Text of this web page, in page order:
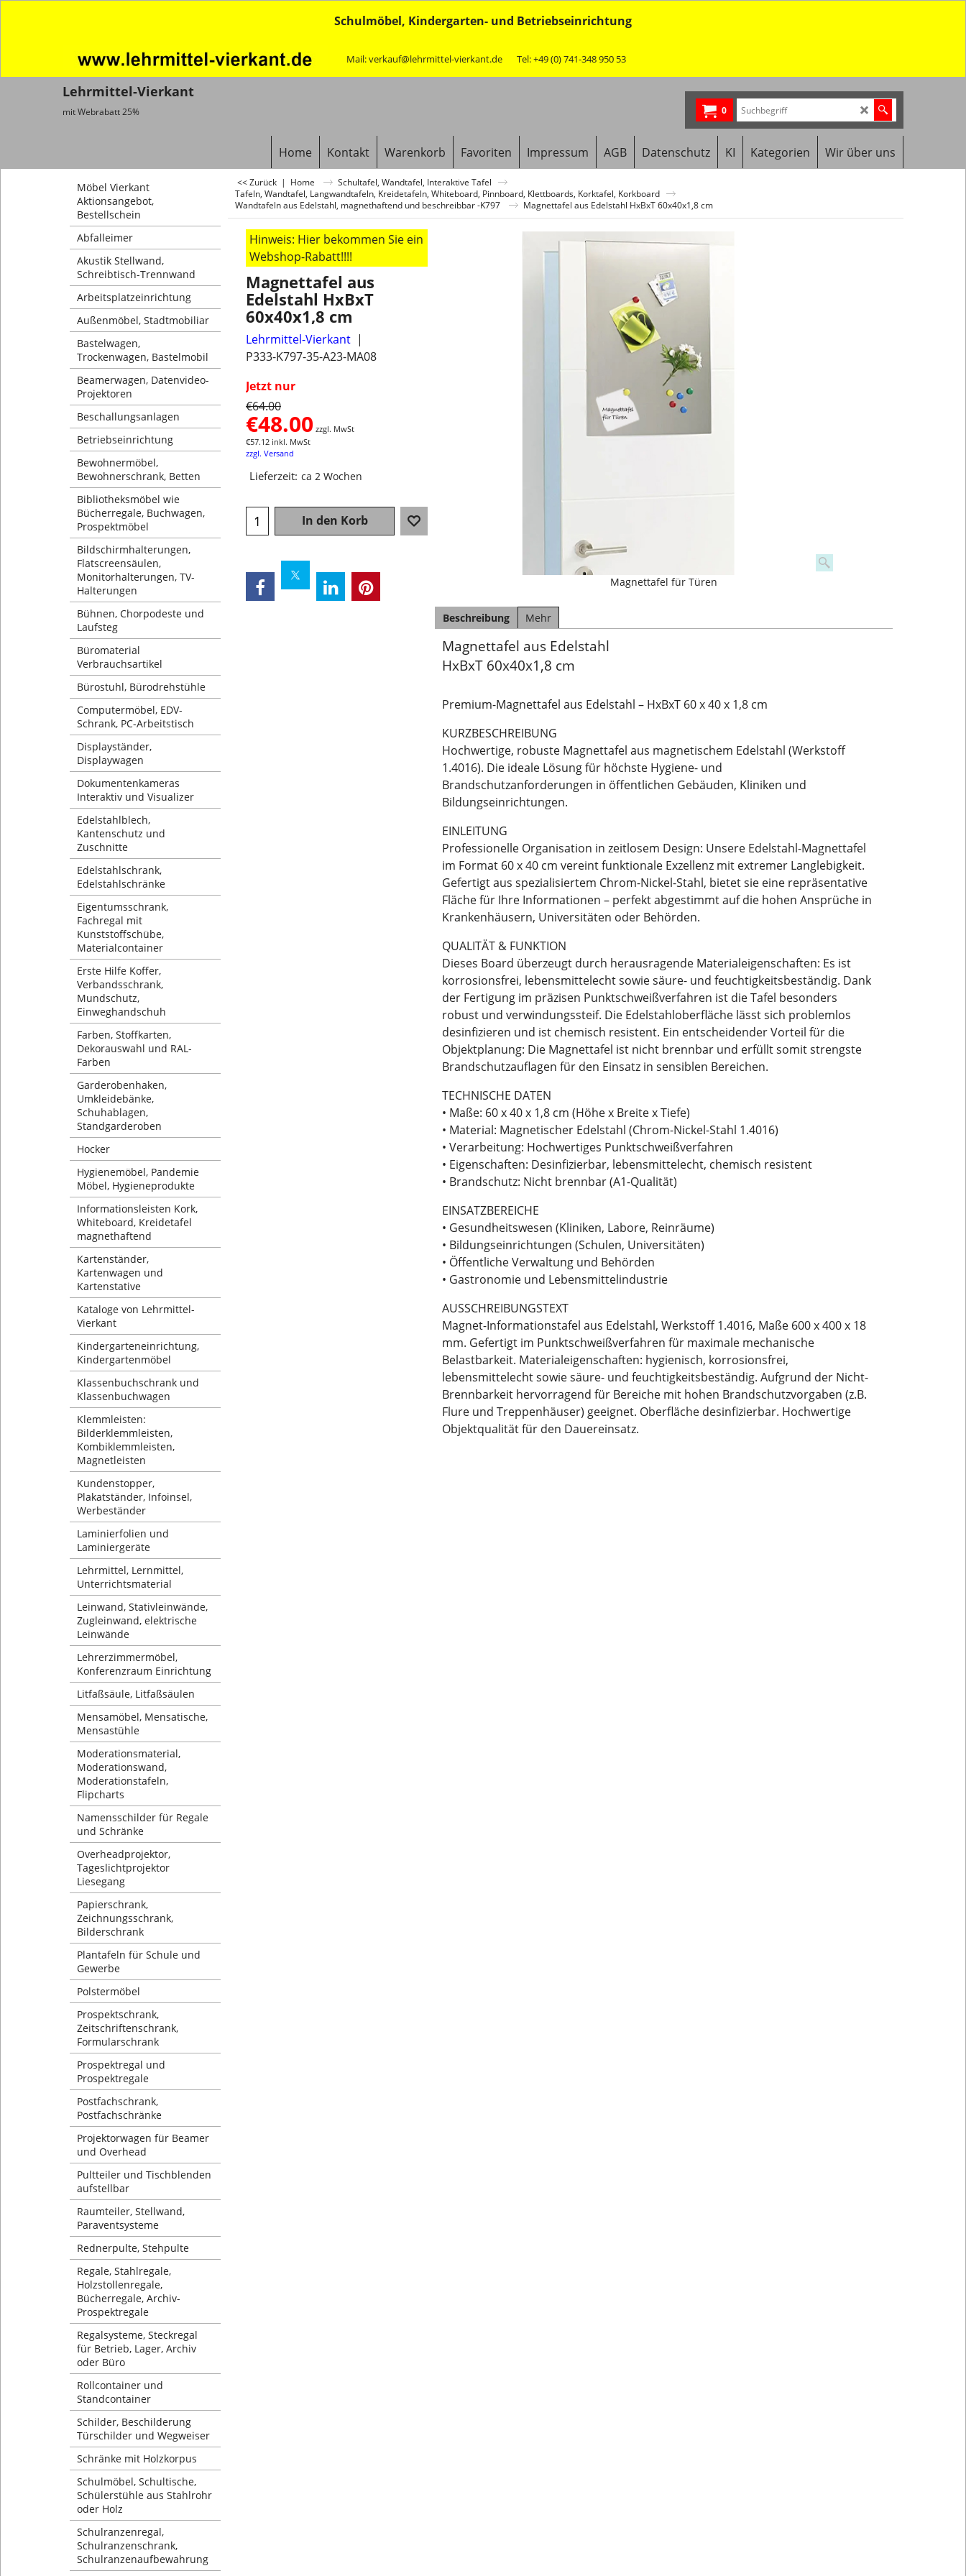
Schulmöbel, Kindergarten- und Betriebseinrichtung
Mail: verkauf@lehrmittel-vierkant.de Tel: +49 (0) 741-348 950 53
Lehrmittel-Vierkant
mit Webrabatt 25% 0
Home Kontakt Warenkorb Favoriten Impressum AGB Datenschutz KI Kategorien Wir über uns
Möbel Vierkant
Aktionsangebot,
Bestellschein
Abfalleimer
Akustik Stellwand,
Schreibtisch-Trennwand
Arbeitsplatzeinrichtung
Außenmöbel, Stadtmobiliar
Bastelwagen,
Trockenwagen, Bastelmobil
Beamerwagen, Datenvideo-
Projektoren
Beschallungsanlagen
Betriebseinrichtung
Bewohnermöbel,
Bewohnerschrank, Betten
Bibliotheksmöbel wie
Bücherregale, Buchwagen,
Prospektmöbel
Bildschirmhalterungen,
Flatscreensäulen,
Monitorhalterungen, TV-
Halterungen
Bühnen, Chorpodeste und
Laufsteg
Büromaterial
Verbrauchsartikel
Bürostuhl, Bürodrehstühle
Computermöbel, EDV-
Schrank, PC-Arbeitstisch
Displayständer,
Displaywagen
Dokumentenkameras
Interaktiv und Visualizer
Edelstahlblech,
Kantenschutz und
Zuschnitte
Edelstahlschrank,
Edelstahlschränke
Eigentumsschrank,
Fachregal mit
Kunststoffschübe,
Materialcontainer
Erste Hilfe Koffer,
Verbandsschrank,
Mundschutz,
Einweghandschuh
Farben, Stoffkarten,
Dekorauswahl und RAL-
Farben
Garderobenhaken,
Umkleidebänke,
Schuhablagen,
Standgarderoben
Hocker
Hygienemöbel, Pandemie
Möbel, Hygieneprodukte
Informationsleisten Kork,
Whiteboard, Kreidetafel
magnethaftend
Kartenständer,
Kartenwagen und
Kartenstative
Kataloge von Lehrmittel-
Vierkant
Kindergarteneinrichtung,
Kindergartenmöbel
Klassenbuchschrank und
Klassenbuchwagen
Klemmleisten:
Bilderklemmleisten,
Kombiklemmleisten,
Magnetleisten
Kundenstopper,
Plakatständer, Infoinsel,
Werbeständer
Laminierfolien und
Laminiergeräte
Lehrmittel, Lernmittel,
Unterrichtsmaterial
Leinwand, Stativleinwände,
Zugleinwand, elektrische
Leinwände
Lehrerzimmermöbel,
Konferenzraum Einrichtung
Litfaßsäule, Litfaßsäulen
Mensamöbel, Mensatische,
Mensastühle
Moderationsmaterial,
Moderationswand,
Moderationstafeln,
Flipcharts
Namensschilder für Regale
und Schränke
Overheadprojektor,
Tageslichtprojektor
Liesegang
Papierschrank,
Zeichnungsschrank,
Bilderschrank
Plantafeln für Schule und
Gewerbe
Polstermöbel
Prospektschrank,
Zeitschriftenschrank,
Formularschrank
Prospektregal und
Prospektregale
Postfachschrank,
Postfachschränke
Projektorwagen für Beamer
und Overhead
Pultteiler und Tischblenden
aufstellbar
Raumteiler, Stellwand,
Paraventsysteme
Rednerpulte, Stehpulte
Regale, Stahlregale,
Holzstollenregale,
Bücherregale, Archiv-
Prospektregale
Regalsysteme, Steckregal
für Betrieb, Lager, Archiv
oder Büro
Rollcontainer und
Standcontainer
Schilder, Beschilderung
Türschilder und Wegweiser
Schränke mit Holzkorpus
Schulmöbel, Schultische,
Schülerstühle aus Stahlrohr
oder Holz
Schulranzenregal,
Schulranzenschrank,
Schulranzenaufbewahrung
<< Zurück | Home
Schultafel, Wandtafel, Interaktive Tafel
Tafeln, Wandtafel, Langwandtafeln, Kreidetafeln, Whiteboard, Pinnboard, Klettboards, Korktafel, Korkboard
Wandtafeln aus Edelstahl, magnethaftend und beschreibbar -K797
Magnettafel aus Edelstahl HxBxT 60x40x1,8 cm
Magnettafel für Türen
Hinweis: Hier bekommen Sie ein
Webshop-Rabatt!!!!
Magnettafel aus
Edelstahl HxBxT
60x40x1,8 cm
Lehrmittel-Vierkant
P333-K797-35-A23-MA08
Jetzt nur
€64.00
€48.00 zzgl. MwSt
€57.12 inkl. MwSt
zzgl. Versand
Lieferzeit: ca 2 Wochen
In den Korb
Beschreibung Mehr
Magnettafel aus Edelstahl
HxBxT 60x40x1,8 cm
Premium-Magnettafel aus Edelstahl – HxBxT 60 x 40 x 1,8 cm
KURZBESCHREIBUNG
Hochwertige, robuste Magnettafel aus magnetischem Edelstahl (Werkstoff
1.4016). Die ideale Lösung für höchste Hygiene- und
Brandschutzanforderungen in öffentlichen Gebäuden, Kliniken und
Bildungseinrichtungen.
EINLEITUNG
Professionelle Organisation in zeitlosem Design: Unsere Edelstahl-Magnettafel
im Format 60 x 40 cm vereint funktionale Exzellenz mit extremer Langlebigkeit.
Gefertigt aus spezialisiertem Chrom-Nickel-Stahl, bietet sie eine repräsentative
Fläche für Ihre Informationen – perfekt abgestimmt auf die hohen Ansprüche in
Krankenhäusern, Universitäten oder Behörden.
QUALITÄT & FUNKTION
Dieses Board überzeugt durch herausragende Materialeigenschaften: Es ist
korrosionsfrei, lebensmittelecht sowie säure- und feuchtigkeitsbeständig. Dank
der Fertigung im präzisen Punktschweißverfahren ist die Tafel besonders
robust und verwindungssteif. Die Edelstahloberfläche lässt sich problemlos
desinfizieren und ist chemisch resistent. Ein entscheidender Vorteil für die
Objektplanung: Die Magnettafel ist nicht brennbar und erfüllt somit strengste
Brandschutzauflagen für den Einsatz in sensiblen Bereichen.
TECHNISCHE DATEN
• Maße: 60 x 40 x 1,8 cm (Höhe x Breite x Tiefe)
• Material: Magnetischer Edelstahl (Chrom-Nickel-Stahl 1.4016)
• Verarbeitung: Hochwertiges Punktschweißverfahren
• Eigenschaften: Desinfizierbar, lebensmittelecht, chemisch resistent
• Brandschutz: Nicht brennbar (A1-Qualität)
EINSATZBEREICHE
• Gesundheitswesen (Kliniken, Labore, Reinräume)
• Bildungseinrichtungen (Schulen, Universitäten)
• Öffentliche Verwaltung und Behörden
• Gastronomie und Lebensmittelindustrie
AUSSCHREIBUNGSTEXT
Magnet-Informationstafel aus Edelstahl, Werkstoff 1.4016, Maße 600 x 400 x 18
mm. Gefertigt im Punktschweißverfahren für maximale mechanische
Belastbarkeit. Materialeigenschaften: hygienisch, korrosionsfrei,
lebensmittelecht sowie säure- und feuchtigkeitsbeständig. Aufgrund der Nicht-
Brennbarkeit hervorragend für Bereiche mit hohen Brandschutzvorgaben (z.B.
Flure und Treppenhäuser) geeignet. Oberfläche desinfizierbar. Hochwertige
Objektqualität für den Dauereinsatz.